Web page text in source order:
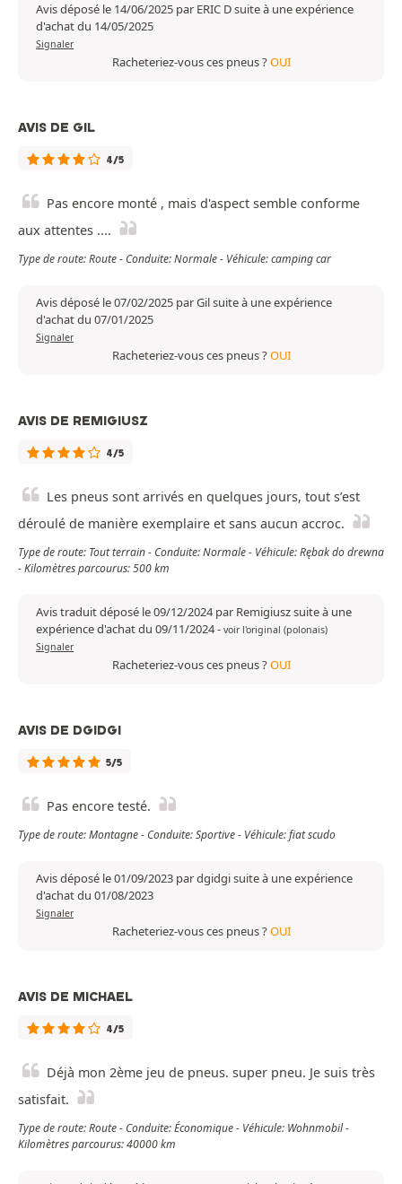
Avis déposé le 14/06/2025 par ERIC D suite à une expérience
d'achat du 14/05/2025
Signaler
Racheteriez-vous ces pneus ?OUI
AVIS DE GIL
4/5
Pas encore monté , mais d'aspect semble conforme
aux attentes ....
Type de route: Route - Conduite: Normale - Véhicule: camping car
Avis déposé le 07/02/2025 par Gil suite à une expérience
d'achat du 07/01/2025
Signaler
Racheteriez-vous ces pneus ?OUI
AVIS DE REMIGIUSZ
4/5
Les pneus sont arrivés en quelques jours, tout s’est
déroulé de manière exemplaire et sans aucun accroc.
Type de route: Tout terrain - Conduite: Normale - Véhicule: Rębak do drewna
- Kilomètres parcourus: 500 km
Avis traduit déposé le 09/12/2024 par Remigiusz suite à une
expérience d'achat du 09/11/2024- voir l'original (polonais)
Signaler
Racheteriez-vous ces pneus ?OUI
AVIS DE DGIDGI
5/5
Pas encore testé.
Type de route: Montagne - Conduite: Sportive - Véhicule: fiat scudo
Avis déposé le 01/09/2023 par dgidgi suite à une expérience
d'achat du 01/08/2023
Signaler
Racheteriez-vous ces pneus ?OUI
AVIS DE MICHAEL
4/5
Déjà mon 2ème jeu de pneus. super pneu. Je suis très
satisfait.
Type de route: Route - Conduite: Économique - Véhicule: Wohnmobil -
Kilomètres parcourus: 40000 km